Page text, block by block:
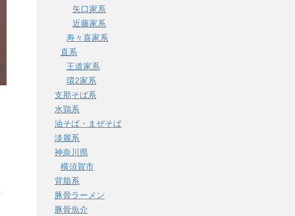
矢口家系
近藤家系
寿々喜家系
直系
王道家系
環2家系
支那そば系
水鶏系
油そば・まぜそば
淡麗系
神奈川県
横須賀市
背脂系
豚骨ラーメン
豚骨魚介